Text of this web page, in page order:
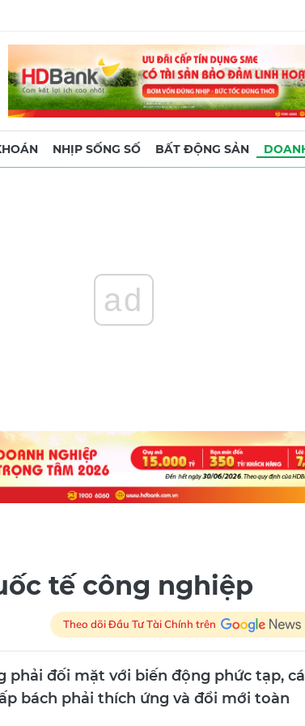
NHỊP SỐNG SỐ BẤT ĐỘNG SẢN
ad
tế công nghiệp
Theo dõi Đầu Tư Tài Chính trên
phải đối mặt với biến động phức tạp,
bách phải thích ứng và đổi mới toàn